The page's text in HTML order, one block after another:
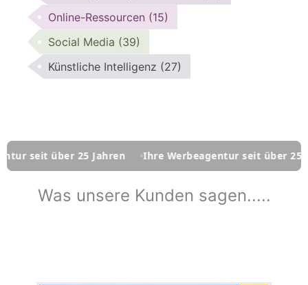
Online-Ressourcen (15)
Social Media (39)
Künstliche Intelligenz (27)
über 25 Jahren Ihre Werbeagentur seit über 25
Was unsere Kunden sagen.....